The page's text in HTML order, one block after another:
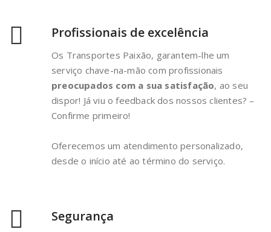
Profissionais de excelência
Os Transportes Paixão, garantem-lhe um
serviço chave-na-mão com profissionais
preocupados com a sua satisfação, ao seu
dispor! Já viu o feedback dos nossos clientes? –
Confirme primeiro!
Oferecemos um atendimento personalizado,
desde o início até ao término do serviço.
Segurança